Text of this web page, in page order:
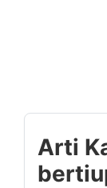
Arti